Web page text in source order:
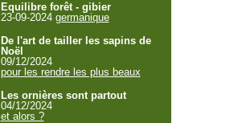
Equilibre forêt - gibier
23-09-2024 germanique
De l'art de tailler les sapins de
Noël
09/12/2024
pour les rendre les plus beaux
Les ornières sont partout
04/12/2024
et alors ?